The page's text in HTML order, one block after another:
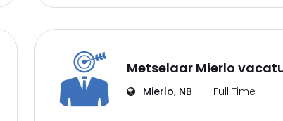
Metselaar Mierlo
Mierlo, NB Full Time